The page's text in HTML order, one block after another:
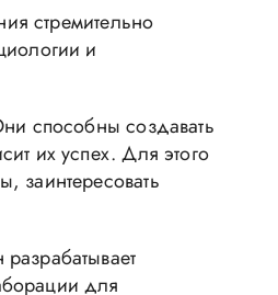
стремительно
и
способны создавать
их успех. Для этого
заинтересовать
для